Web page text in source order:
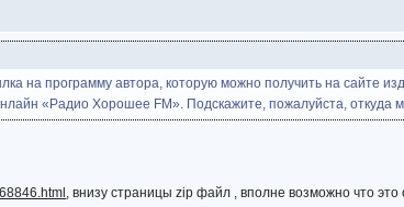
на программу автора, которую можно получить на сайте
«Радио Хорошее FM». Подскажите, пожалуйста, откуда
, внизу страницы zip файл , вполне возможно что это